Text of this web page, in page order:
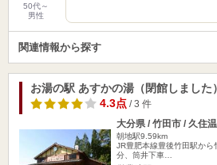
50代～
男性
関連情報から探す
お湯の駅 あすかの湯（閉館しました）
4.3点/ 3 件
大分県 / 竹田市 / 久住
朝地駅9.59km
JR豊肥本線豊後竹田駅か
分、筒井下車…